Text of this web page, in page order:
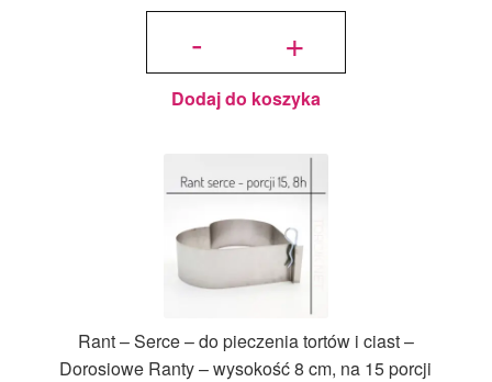
-
ilość
tortów
19,5
cm
+
Dodaj do koszyka
Rant – Serce – do pieczenia tortów i ciast –
Dorosiowe Ranty – wysokość 8 cm, na 15 porcji